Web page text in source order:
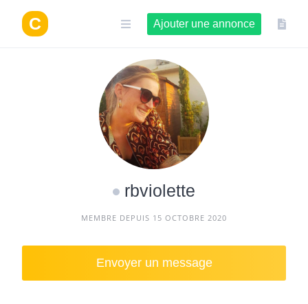
contenu
Ajouter une annonce
rbviolette
MEMBRE DEPUIS 15 OCTOBRE 2020
Envoyer un message